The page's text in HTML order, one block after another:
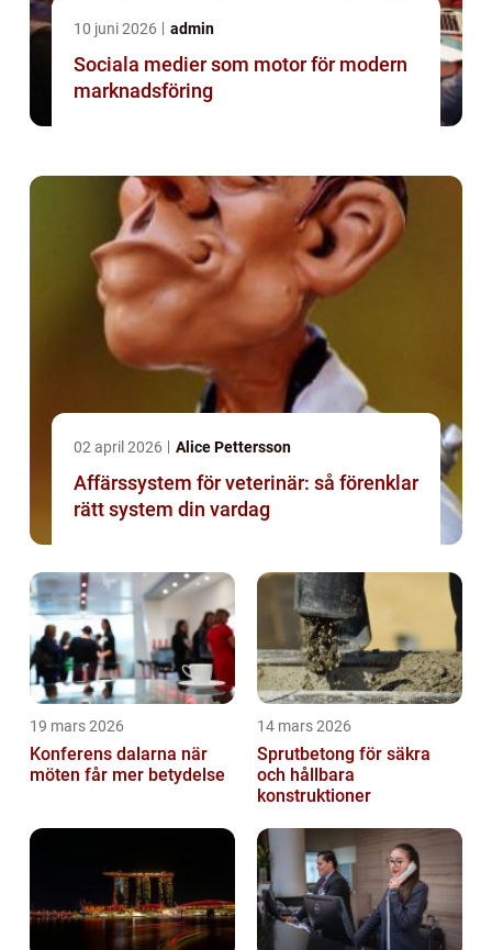
10 juni 2026 admin
Sociala medier som motor för modern
marknadsföring
02 april 2026 Alice Pettersson
Affärssystem för veterinär: så förenklar
rätt system din vardag
19 mars 2026
Konferens dalarna när
möten får mer betydelse
14 mars 2026
Sprutbetong för säkra
och hållbara
konstruktioner